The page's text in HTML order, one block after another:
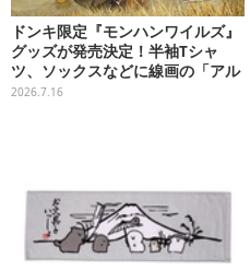
ドンキ限定『モンハンワイルズ』
グッズが発売決定！半袖Tシャ
ツ、ソックスなどに線画の「アル
シュベルド」「リオレウス」ら11
2026.7.16